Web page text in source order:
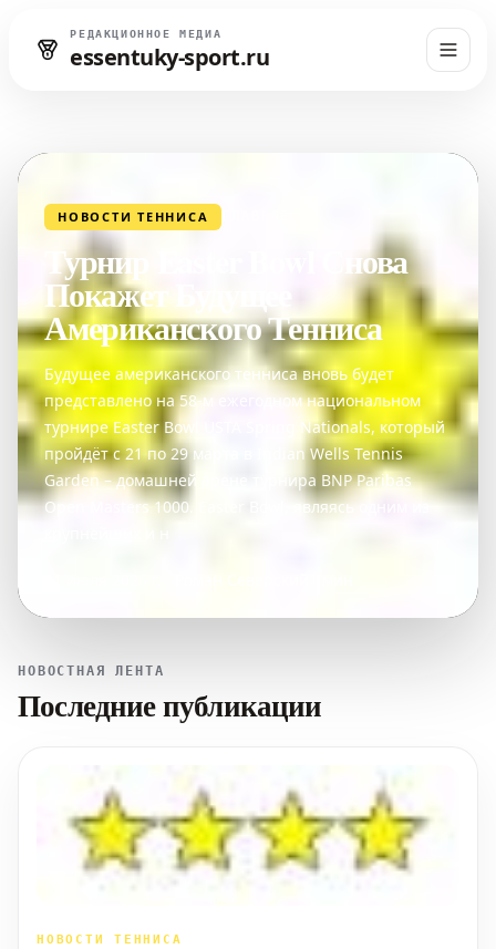
РЕДАКЦИОННОЕ МЕДИА
essentuky-sport.ru
НОВОСТИ ТЕННИСА
Турнир Easter Bowl Снова
Покажет Будущее
Американского Тенниса
Будущее американского тенниса вновь будет
представлено на 58-м ежегодном национальном
турнире Easter Bowl USTA Spring Nationals, который
пройдёт с 21 по 29 марта в Indian Wells Tennis
Garden – домашней арене турнира BNP Paribas
Open Masters 1000. Easter Bowl, являясь одним из
крупнейших и н
НОВОСТНАЯ ЛЕНТА
Последние публикации
НОВОСТИ ТЕННИСА